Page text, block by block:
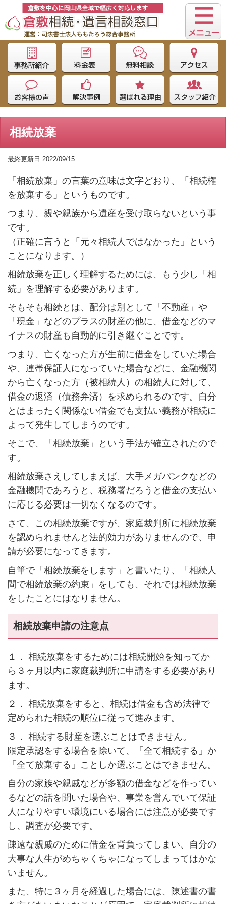
相続放棄
最終更新日:2022/09/15
「相続放棄」の言葉の意味は文字どおり、「相続権
を放棄する」というものです。
つまり、親や親族から遺産を受け取らないという事
です。
（正確に言うと「元々相続人ではなかった」という
ことになります。）
相続放棄を正しく理解するためには、もう少し「相
続」を理解する必要があります。
そもそも相続とは、配分は別として「不動産」や
「現金」などのプラスの財産の他に、借金などのマ
イナスの財産も自動的に引き継ぐことです。
つまり、亡くなった方が生前に借金をしていた場合
や、連帯保証人になっていた場合などに、金融機関
から亡くなった方（被相続人）の相続人に対して、
借金の返済（債務弁済）を求められるのです。自分
とはまったく関係ない借金でも支払い義務が相続に
よって発生してしまうのです。
そこで、「相続放棄」という手法が確立されたので
す。
相続放棄さえしてしまえば、大手メガバンクなどの
金融機関であろうと、税務署だろうと借金の支払い
に応じる必要は一切なくなるのです。
さて、この相続放棄ですが、家庭裁判所に相続放棄
を認められませんと法的効力がありませんので、申
請が必要になってきます。
自筆で「相続放棄をします」と書いたり、「相続人
間で相続放棄の約束」をしても、それでは相続放棄
をしたことにはなりません。
相続放棄申請の注意点
１． 相続放棄をするためには相続開始を知ってか
ら３ヶ月以内に家庭裁判所に申請をする必要があり
ます。
２． 相続放棄をすると、相続は借金も含め法律で
定められた相続の順位に従って進みます。
３． 相続する財産を選ぶことはできません。
限定承認をする場合を除いて、「全て相続する」か
「全て放棄する」ことしか選ぶことはできません。
自分の家族や親戚などが多額の借金などを作ってい
るなどの話を聞いた場合や、事業を営んでいて保証
人になりやすい環境にいる場合には注意が必要です
し、調査が必要です。
疎遠な親戚のために借金を背負ってしまい、自分の
大事な人生がめちゃくちゃになってしまってはかな
いません。
また、特に３ヶ月を経過した場合には、陳述書の書